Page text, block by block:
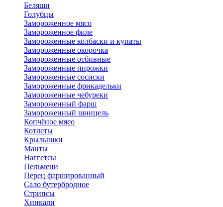
Беляши
Голубцы
Замороженное мясо
Замороженное филе
Замороженные колбаски и купаты
Замороженные окорочка
Замороженные отбивные
Замороженные пирожки
Замороженные сосиски
Замороженные фрикадельки
Замороженные чебуреки
Замороженный фарш
Замороженный шницель
Копчёное мясо
Котлеты
Крылышки
Манты
Наггетсы
Пельмени
Перец фаршированный
Сало бутербродное
Стрипсы
Хинкали